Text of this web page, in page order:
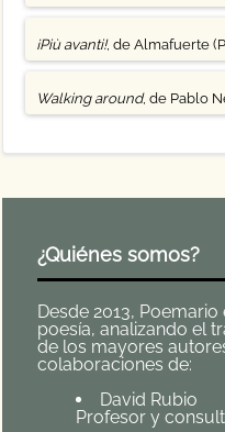
¡Più avanti!, de Almafuerte
Walking around, de Pablo
¿Quiénes somos?
Desde 2013,
poesía, analizando el
de los mayores
colaboraciones de:
David Rubio
Profesor y